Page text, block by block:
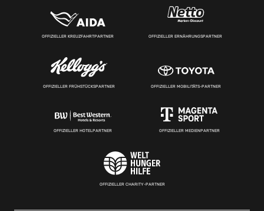
OFFIZIELLER KREUZFAHRTPARTNER OFFIZIELLER ERNÄHRUNGSPARTNER
OFFIZIELLER FRÜHSTÜCKSPARTNER OFFIZIELLER MOBILITÄTS-PARTNER
OFFIZIELLER HOTELPARTNER OFFIZIELLER MEDIENPARTNER
OFFIZIELLER CHARITY-PARTNER